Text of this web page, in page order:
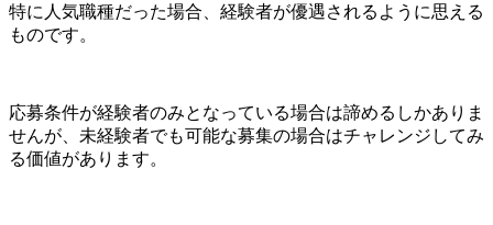
特に人気職種だった場合、経験者が優遇されるように思える
ものです。
応募条件が経験者のみとなっている場合は諦めるしかありま
せんが、未経験者でも可能な募集の場合はチャレンジしてみ
る価値があります。